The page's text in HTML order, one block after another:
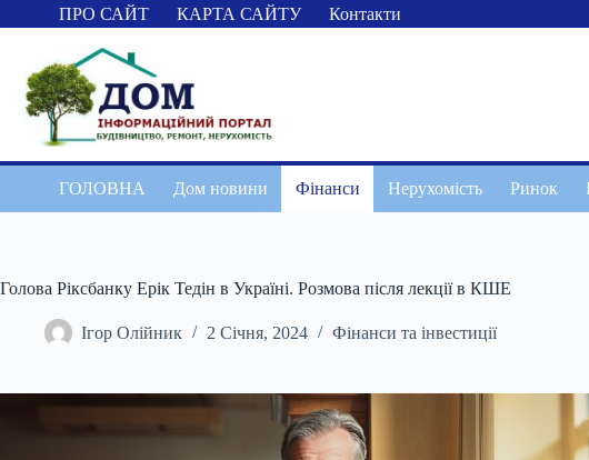
Перейти
до
ПРО САЙТ КАРТА САЙТУ Контакти
ГОЛОВНА Дом новини Фінанси Нерухомість Ринок
Голова Ріксбанку Ерік Тедін в Україні. Розмова після лекції в КШЕ
Ігор Олійник 2 Січня, 2024 Фінанси та інвестиції